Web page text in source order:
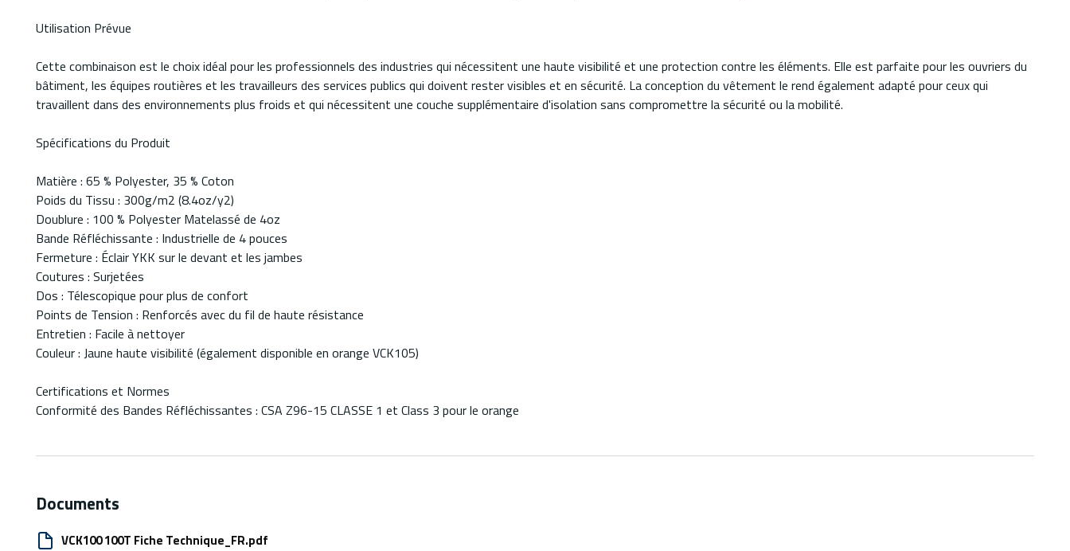
Utilisation Prévue
Cette combinaison est le choix idéal pour les professionnels des industries qui nécessitent une haute visibilité et une protection contre les éléments. Elle est parfaite pour les ouvriers du
bâtiment, les équipes routières et les travailleurs des services publics qui doivent rester visibles et en sécurité. La conception du vêtement le rend également adapté pour ceux qui
travaillent dans des environnements plus froids et qui nécessitent une couche supplémentaire d'isolation sans compromettre la sécurité ou la mobilité.
Spécifications du Produit
Matière : 65 % Polyester, 35 % Coton
Poids du Tissu : 300g/m2 (8.4oz/y2)
Doublure : 100 % Polyester Matelassé de 4oz
Bande Réfléchissante : Industrielle de 4 pouces
Fermeture : Éclair YKK sur le devant et les jambes
Coutures : Surjetées
Dos : Télescopique pour plus de confort
Points de Tension : Renforcés avec du fil de haute résistance
Entretien : Facile à nettoyer
Couleur : Jaune haute visibilité (également disponible en orange VCK105)
Certifications et Normes
Conformité des Bandes Réfléchissantes : CSA Z96-15 CLASSE 1 et Class 3 pour le orange
Documents
VCK100 100T Fiche Technique_FR.pdf